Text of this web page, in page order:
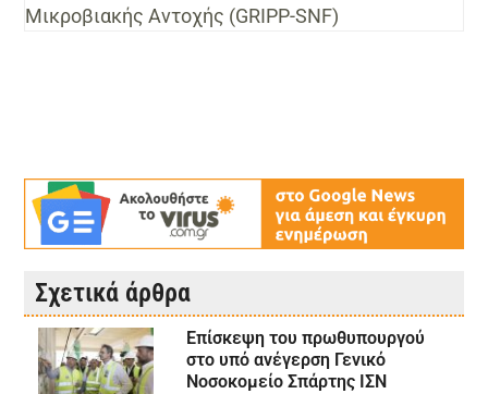
Μικροβιακής Αντοχής (GRIPP-SNF)
Σχετικά άρθρα
Επίσκεψη του πρωθυπουργού
στο υπό ανέγερση Γενικό
Νοσοκομείο Σπάρτης ΙΣΝ